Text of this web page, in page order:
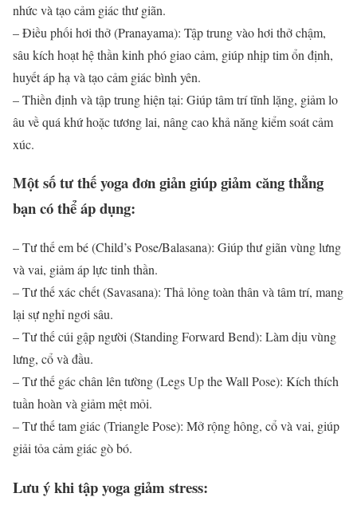
nhức và tạo cảm giác thư giãn.
– Điều phối hơi thở (Pranayama): Tập trung vào hơi thở chậm,
sâu kích hoạt hệ thần kinh phó giao cảm, giúp nhịp tim ổn định,
huyết áp hạ và tạo cảm giác bình yên.
– Thiền định và tập trung hiện tại: Giúp tâm trí tĩnh lặng, giảm lo
âu về quá khứ hoặc tương lai, nâng cao khả năng kiểm soát cảm
xúc.
Một số tư thế yoga đơn giản giúp giảm căng thẳng
bạn có thể áp dụng:
– Tư thế em bé (Child’s Pose/Balasana): Giúp thư giãn vùng lưng
và vai, giảm áp lực tinh thần.
– Tư thế xác chết (Savasana): Thả lỏng toàn thân và tâm trí, mang
lại sự nghỉ ngơi sâu.
– Tư thế cúi gập người (Standing Forward Bend): Làm dịu vùng
lưng, cổ và đầu.
– Tư thế gác chân lên tường (Legs Up the Wall Pose): Kích thích
tuần hoàn và giảm mệt mỏi.
– Tư thế tam giác (Triangle Pose): Mở rộng hông, cổ và vai, giúp
giải tỏa cảm giác gò bó.
Lưu ý khi tập yoga giảm stress: